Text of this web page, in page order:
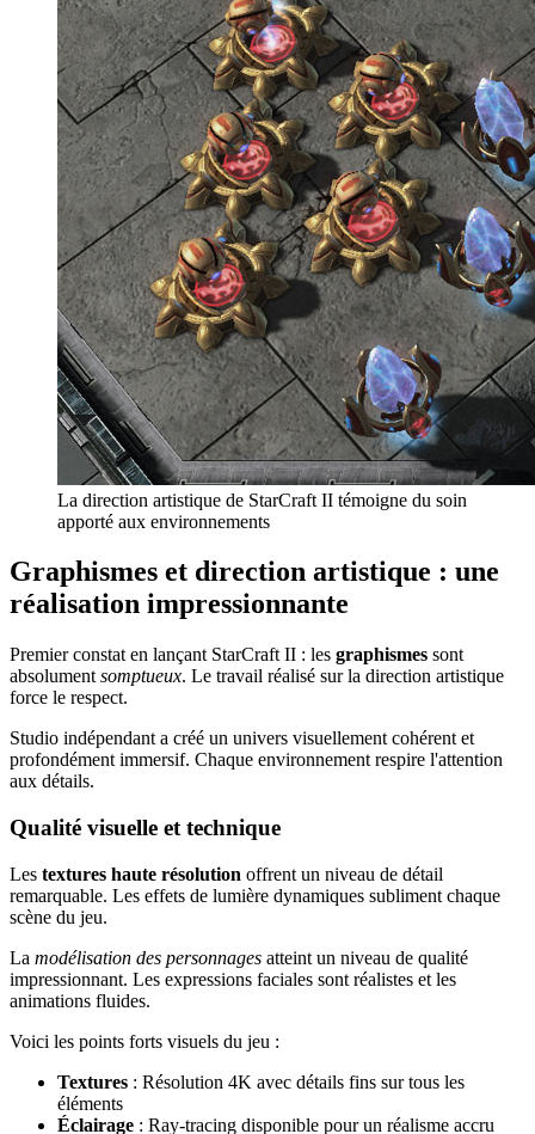
La direction artistique de StarCraft II témoigne du soin
apporté aux environnements
Graphismes et direction artistique : une
réalisation impressionnante
Premier constat en lançant StarCraft II : les graphismes sont
absolument somptueux. Le travail réalisé sur la direction artistique
force le respect.
Studio indépendant a créé un univers visuellement cohérent et
profondément immersif. Chaque environnement respire l'attention
aux détails.
Qualité visuelle et technique
Les textures haute résolution offrent un niveau de détail
remarquable. Les effets de lumière dynamiques subliment chaque
scène du jeu.
La modélisation des personnages atteint un niveau de qualité
impressionnant. Les expressions faciales sont réalistes et les
animations fluides.
Voici les points forts visuels du jeu :
Textures : Résolution 4K avec détails fins sur tous les
éléments
Éclairage : Ray-tracing disponible pour un réalisme accru